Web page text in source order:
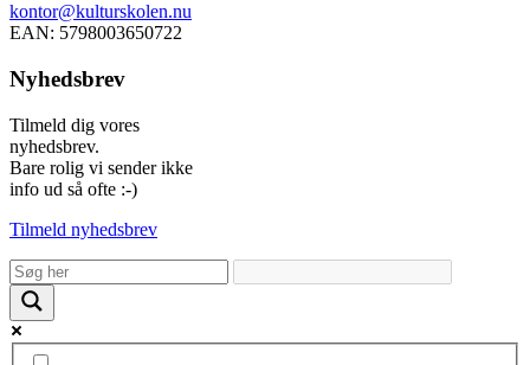
kontor@kulturskolen.nu
EAN: 5798003650722
Nyhedsbrev
Tilmeld dig vores
nyhedsbrev.
Bare rolig vi sender ikke
info ud så ofte :-)
Tilmeld nyhedsbrev